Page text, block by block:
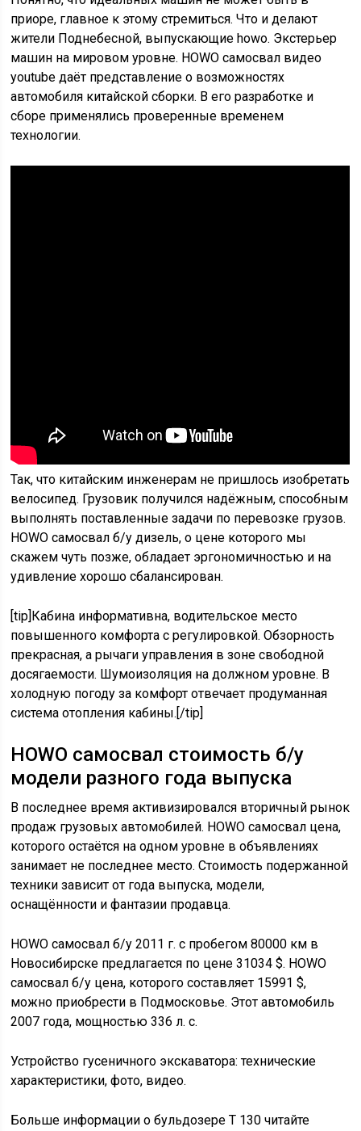
приоре, главное к этому стремиться. Что и делают
жители Поднебесной, выпускающие howo. Экстерьер
машин на мировом уровне. HOWO самосвал видео
youtube даёт представление о возможностях
автомобиля китайской сборки. В его разработке и
сборе применялись проверенные временем
технологии.
Так, что китайским инженерам не пришлось изобретать
велосипед. Грузовик получился надёжным, способным
выполнять поставленные задачи по перевозке грузов.
HOWO самосвал б/у дизель, о цене которого мы
скажем чуть позже, обладает эргономичностью и на
удивление хорошо сбалансирован.
[tip]Кабина информативна, водительское место
повышенного комфорта с регулировкой. Обзорность
прекрасная, а рычаги управления в зоне свободной
досягаемости. Шумоизоляция на должном уровне. В
холодную погоду за комфорт отвечает продуманная
система отопления кабины.[/tip]
HOWO самосвал стоимость б/у
модели разного года выпуска
В последнее время активизировался вторичный рынок
продаж грузовых автомобилей. HOWO самосвал цена,
которого остаётся на одном уровне в объявлениях
занимает не последнее место. Стоимость подержанной
техники зависит от года выпуска, модели,
оснащённости и фантазии продавца.
HOWO самосвал б/у 2011 г. с пробегом 80000 км в
Новосибирске предлагается по цене 31034 $. HOWO
самосвал б/у цена, которого составляет 15991 $,
можно приобрести в Подмосковье. Этот автомобиль
2007 года, мощностью 336 л. с.
Устройство гусеничного экскаватора: технические
характеристики, фото, видео.
Больше информации о бульдозере Т 130 читайте